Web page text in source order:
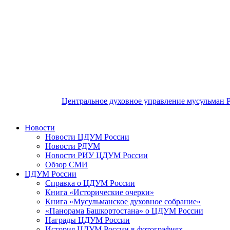
Центральное духовное управление мусульман
Новости
Новости ЦДУМ России
Новости РДУМ
Новости РИУ ЦДУМ России
Обзор СМИ
ЦДУМ России
Справка о ЦДУМ России
Книга «Исторические очерки»
Книга «Мусульманское духовное собрание»
«Панорама Башкортостана» о ЦДУМ России
Награды ЦДУМ России